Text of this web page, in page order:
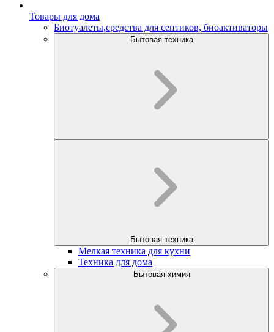
Товары для дома
Биотуалеты,средства для септиков, биоактиваторы
Бытовая техника
Бытовая техника
Мелкая техника для кухни
Техника для дома
Бытовая химия